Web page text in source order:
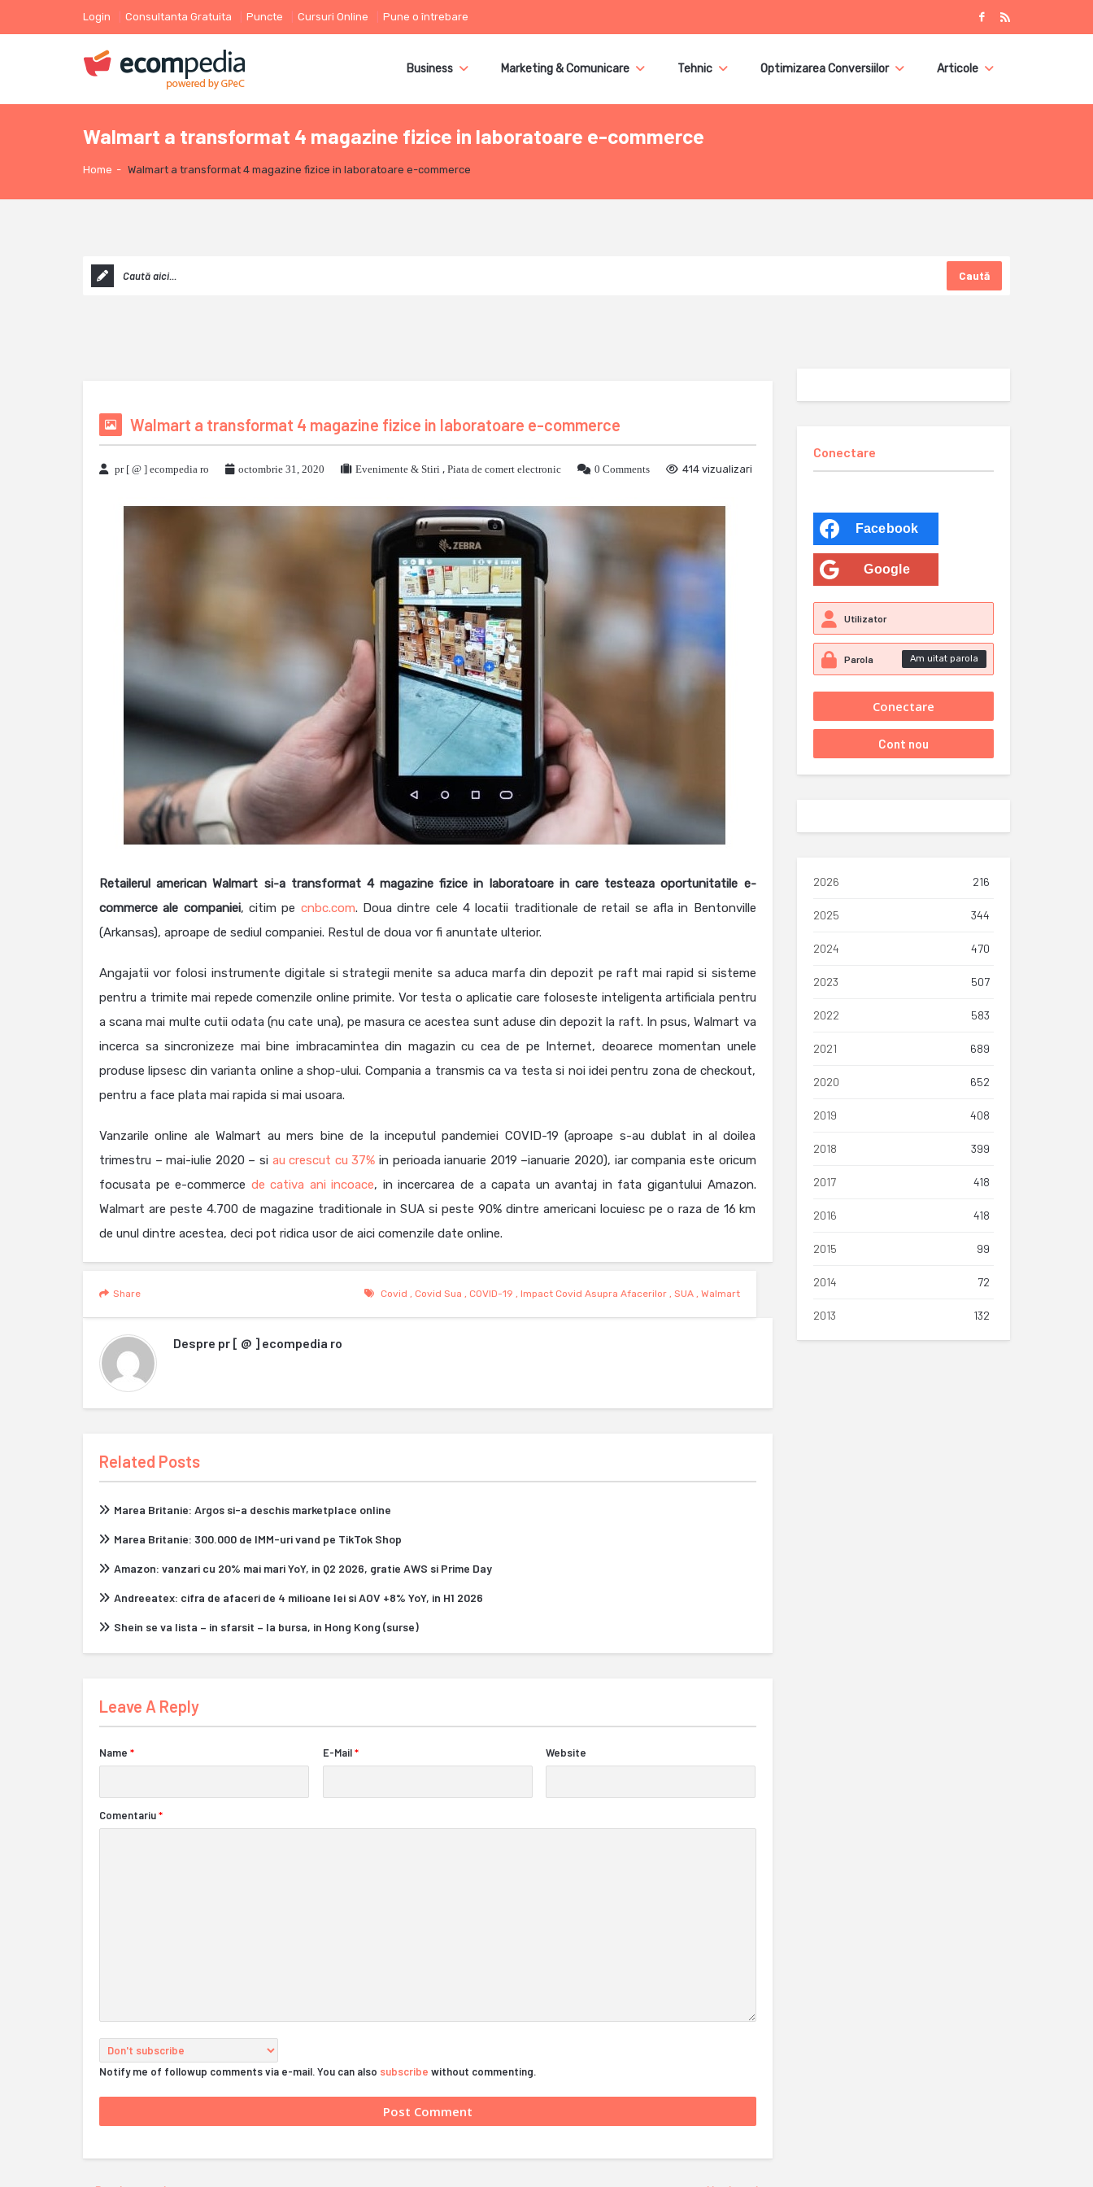
Login Consultanta Gratuita Puncte Cursuri Online Pune o întrebare
Business Marketing & Comunicare Tehnic Optimizarea Conversiilor Articole
Walmart a transformat 4 magazine fizice in laboratoare e-commerce
Home - Walmart a transformat 4 magazine fizice in laboratoare e-commerce
Caută
Walmart a transformat 4 magazine fizice in laboratoare e-commerce
pr [ @ ] ecompedia ro octombrie 31, 2020 Evenimente & Stiri , Piata de comert electronic 0 Comments 414 vizualizari
Retailerul american Walmart si-a transformat 4 magazine fizice in laboratoare in care testeaza oportunitatile e-
commerce ale companiei, citim pe cnbc.com. Doua dintre cele 4 locatii traditionale de retail se afla in Bentonville
(Arkansas), aproape de sediul companiei. Restul de doua vor fi anuntate ulterior.
Angajatii vor folosi instrumente digitale si strategii menite sa aduca marfa din depozit pe raft mai rapid si sisteme
pentru a trimite mai repede comenzile online primite. Vor testa o aplicatie care foloseste inteligenta artificiala pentru
a scana mai multe cutii odata (nu cate una), pe masura ce acestea sunt aduse din depozit la raft. In psus, Walmart va
incerca sa sincronizeze mai bine imbracamintea din magazin cu cea de pe Internet, deoarece momentan unele
produse lipsesc din varianta online a shop-ului. Compania a transmis ca va testa si noi idei pentru zona de checkout,
pentru a face plata mai rapida si mai usoara.
Vanzarile online ale Walmart au mers bine de la inceputul pandemiei COVID-19 (aproape s-au dublat in al doilea
trimestru – mai-iulie 2020 – si au crescut cu 37% in perioada ianuarie 2019 –ianuarie 2020), iar compania este oricum
focusata pe e-commerce de cativa ani incoace, in incercarea de a capata un avantaj in fata gigantului Amazon.
Walmart are peste 4.700 de magazine traditionale in SUA si peste 90% dintre americani locuiesc pe o raza de 16 km
de unul dintre acestea, deci pot ridica usor de aici comenzile date online.
Covid , Covid Sua , COVID-19 , Impact Covid Asupra Afacerilor, SUA, Walmart
Share
Despre pr [ @ ] ecompedia ro
Related Posts
Marea Britanie: Argos si-a deschis marketplace online
Marea Britanie: 300.000 de IMM-uri vand pe TikTok Shop
Amazon: vanzari cu 20% mai mari YoY, in Q2 2026, gratie AWS si Prime Day
Andreeatex: cifra de afaceri de 4 milioane lei si AOV +8% YoY, in H1 2026
Shein se va lista – in sfarsit – la bursa, in Hong Kong (surse)
Leave A Reply
Name * E-Mail * Website
Comentariu*
Notify me of followup comments via e-mail. You can also subscribe without commenting.
Conectare
Facebook
Google
Am uitat parola
2026 216
2025 344
2024 470
2023 507
2022 583
2021 689
2020 652
2019 408
2018 399
2017 418
2016 418
2015 99
2014 72
2013 132